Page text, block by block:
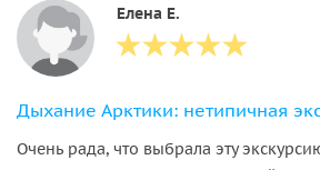
Елена Е.
Очень рада, что выбрала эту